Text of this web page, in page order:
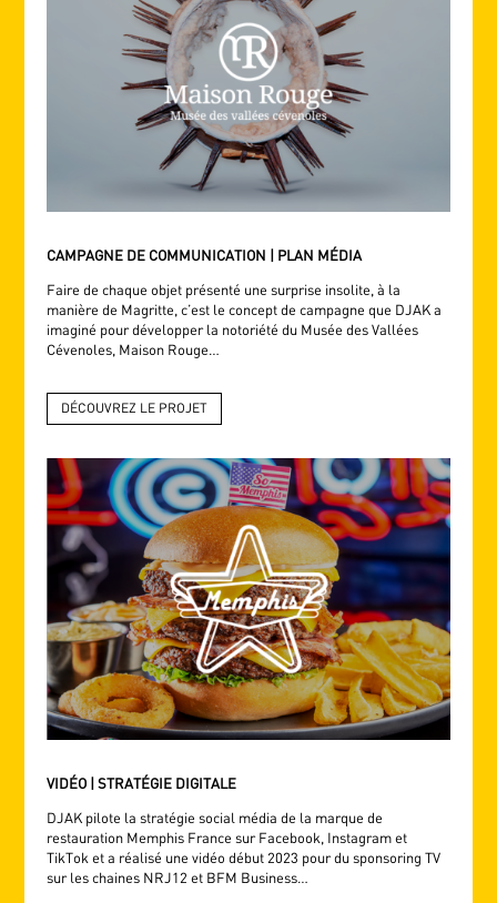
CAMPAGNE DE COMMUNICATION | PLAN MÉDIA
Faire de chaque objet présenté une surprise insolite, à la
manière de Magritte, c’est le concept de campagne que DJAK a
imaginé pour développer la notoriété du Musée des Vallées
Cévenoles, Maison Rouge…
DÉCOUVREZ LE PROJET
VIDÉO | STRATÉGIE DIGITALE
DJAK pilote la stratégie social média de la marque de
restauration Memphis France sur Facebook, Instagram et
TikTok et a réalisé une vidéo début 2023 pour du sponsoring TV
sur les chaines NRJ12 et BFM Business…